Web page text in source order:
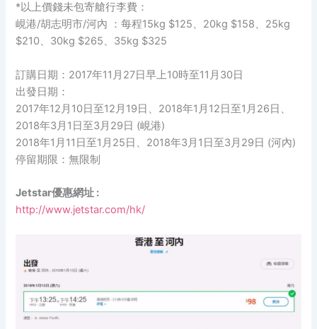
*以上價錢未包寄艙行李費：
峴港/胡志明市/河內 ：每程15kg $125、20kg $158、25kg
$210、30kg $265、35kg $325
訂購日期：2017年11月27日早上10時至11月30日
出發日期：
2017年12月10日至12月19日、2018年1月12日至1月26日、
2018年3月1日至3月29日 (峴港)
2018年1月11日至1月25日、2018年3月1日至3月29日 (河內)
停留期限：無限制
Jetstar優惠網址 :
http://www.jetstar.com/hk/